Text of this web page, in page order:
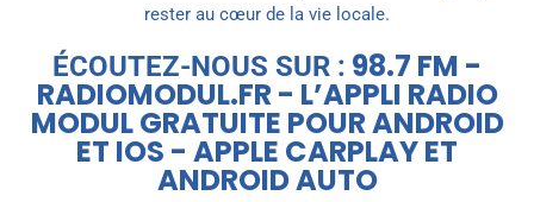
rester au cœur de la vie locale.
ÉCOUTEZ-NOUS SUR : 98.7 FM -
RADIOMODUL.FR - L’APPLI RADIO
MODUL GRATUITE POUR ANDROID
ET IOS - APPLE CARPLAY ET
ANDROID AUTO